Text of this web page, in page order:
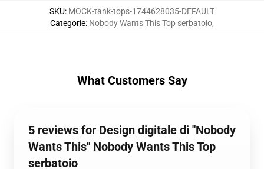
SKU: MOCK-tank-tops-1744628035-DEFAULT
Categorie: Nobody Wants This Top serbatoio,
What Customers Say
5 reviews for Design digitale di "Nobody
Wants This" Nobody Wants This Top
serbatoio